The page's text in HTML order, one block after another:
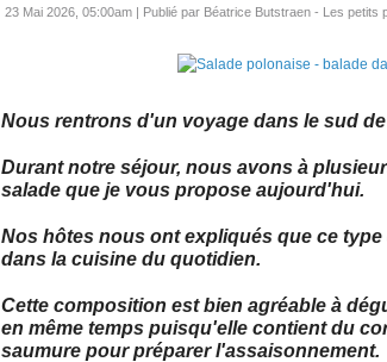
23 Mai 2026, 05:00am | Publié par Béatrice Butstraen - Les petits
Nous rentrons d'un voyage dans le sud
Durant notre séjour, nous avons à
salade que je vous propose aujourd'hui.
Nos hôtes nous ont expliqués que ce
dans la cuisine du quotidien.
Cette composition est bien agréable à
en même temps puisqu'elle contient du
saumure pour préparer l'assaisonnement.